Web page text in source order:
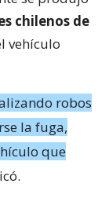
chilenos de
vehículo
robos
la fuga,
que